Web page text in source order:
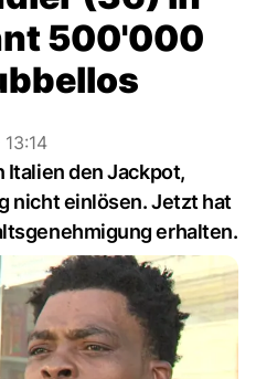
500'000
Italien den Jackpot,
nicht einlösen. Jetzt hat
erhalten.